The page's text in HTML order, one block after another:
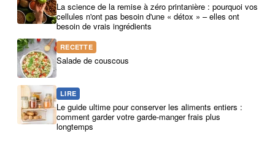
La science de la remise à zéro printanière : pourquoi vos
cellules n'ont pas besoin d'une « détox » – elles ont
besoin de vrais ingrédients
RECETTE
Salade de couscous
LIRE
Le guide ultime pour conserver les aliments entiers :
comment garder votre garde-manger frais plus
longtemps